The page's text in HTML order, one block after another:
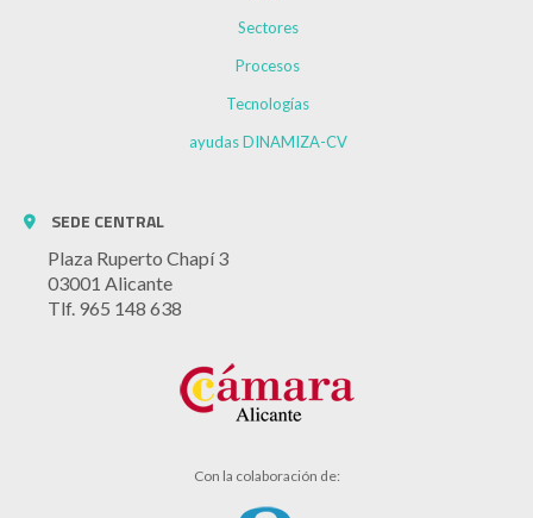
Sectores
Procesos
Tecnologías
ayudas DINAMIZA-CV
SEDE CENTRAL
Plaza Ruperto Chapí 3
03001 Alicante
Tlf. 965 148 638
Con la colaboración de: